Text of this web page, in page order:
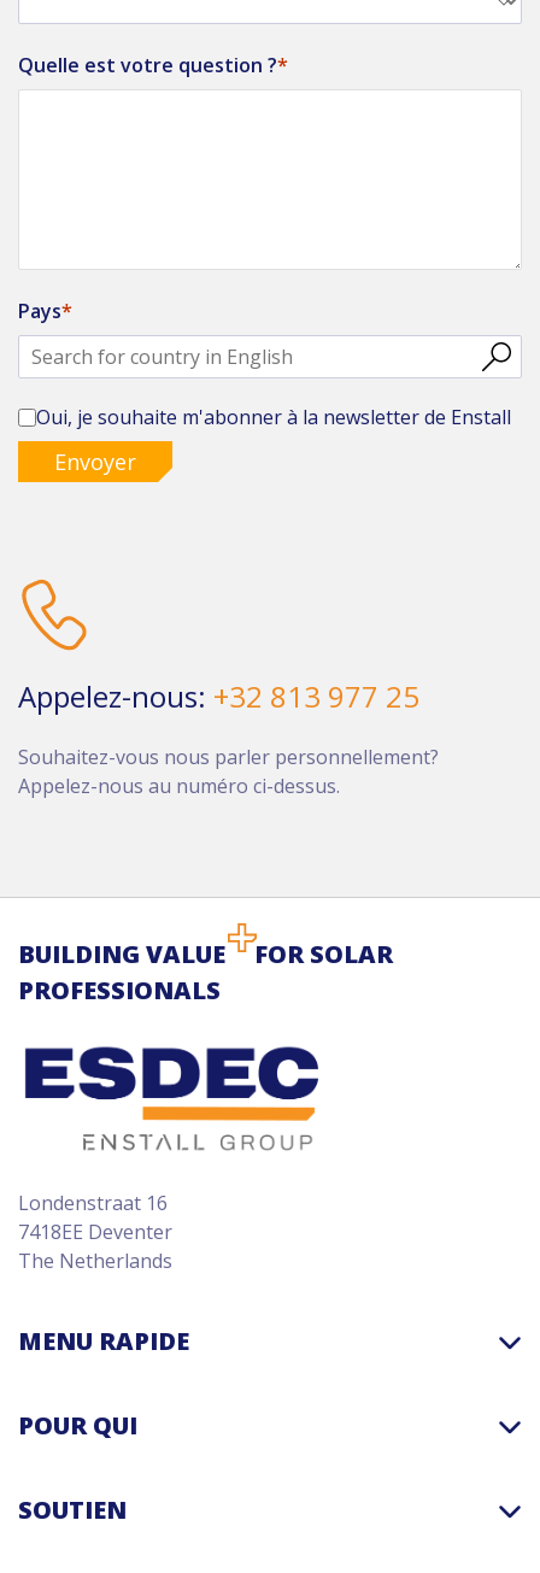
Quelle est votre question ?
Pays
Oui, je souhaite m'abonner à la newsletter de Enstall
Envoyer
Appelez-nous: +32 813 977 25
Souhaitez-vous nous parler personnellement?
Appelez-nous au numéro ci-dessus.
BUILDING VALUE
FOR SOLAR
PROFESSIONALS
Londenstraat 16
7418EE Deventer
The Netherlands
MENU RAPIDE
POUR QUI
SOUTIEN